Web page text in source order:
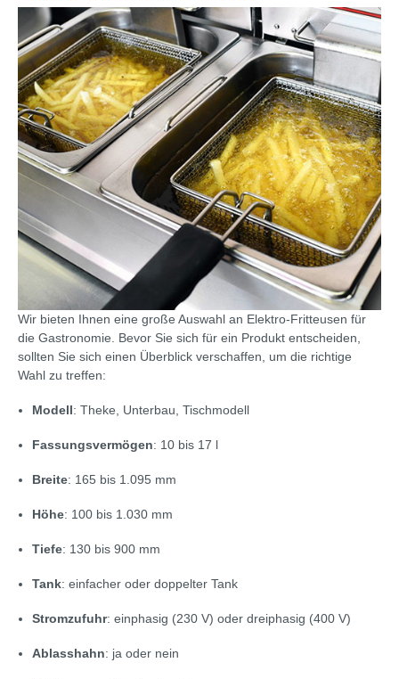
Wir bieten Ihnen eine große Auswahl an Elektro-Fritteusen für
die Gastronomie. Bevor Sie sich für ein Produkt entscheiden,
sollten Sie sich einen Überblick verschaffen, um die richtige
Wahl zu treffen:
Modell: Theke, Unterbau, Tischmodell
Fassungsvermögen: 10 bis 17 l
Breite: 165 bis 1.095 mm
Höhe: 100 bis 1.030 mm
Tiefe: 130 bis 900 mm
Tank: einfacher oder doppelter Tank
Stromzufuhr: einphasig (230 V) oder dreiphasig (400 V)
Ablasshahn: ja oder nein